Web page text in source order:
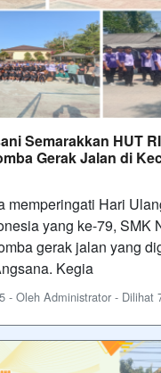
Semarakkan HUT
Gerak Jalan di
memperingati Hari
yang ke-79, SMK
gerak jalan yang
Kegia
- Oleh Administrator - Dilihat